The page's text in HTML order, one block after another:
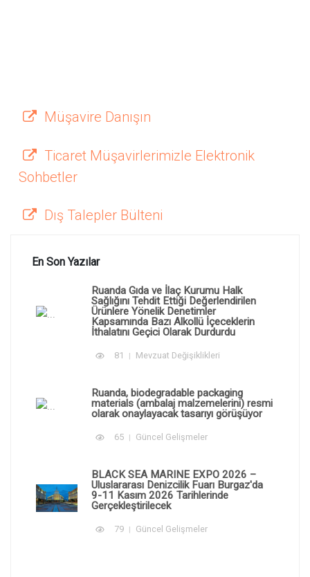
Müşavire Danışın
Ticaret Müşavirlerimizle Elektronik
Sohbetler
Dış Talepler Bülteni
En Son Yazılar
Ruanda Gıda ve İlaç Kurumu Halk
Sağlığını Tehdit Ettiği Değerlendirilen
Ürünlere Yönelik Denetimler
Kapsamında Bazı Alkollü İçeceklerin
İthalatını Geçici Olarak Durdurdu
81 Mevzuat Değişiklikleri
Ruanda, biodegradable packaging
materials (ambalaj malzemelerini) resmi
olarak onaylayacak tasarıyı görüşüyor
65 Güncel Gelişmeler
BLACK SEA MARINE EXPO 2026 –
Uluslararası Denizcilik Fuarı Burgaz'da
9-11 Kasım 2026 Tarihlerinde
Gerçekleştirilecek
79 Güncel Gelişmeler